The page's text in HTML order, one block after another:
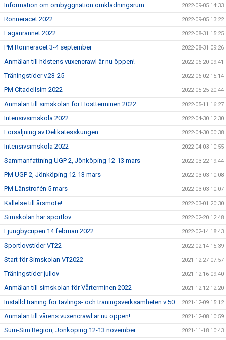
Information om ombyggnation omklädningsrum 2022-09-05 14:33
Rönneracet 2022 2022-09-05 13:22
Laganrännet 2022 2022-08-31 15:25
PM Rönneracet 3-4 september 2022-08-31 09:26
Anmälan till höstens vuxencrawl är nu öppen! 2022-06-20 09:41
Träningstider v.23-25 2022-06-02 15:14
PM Citadellsim 2022 2022-05-25 20:44
Anmälan till simskolan för Höstterminen 2022 2022-05-11 16:27
Intensivsimskola 2022 2022-04-30 12:30
Försäljning av Delikatesskungen 2022-04-30 00:38
Intensivsimskola 2022 2022-04-03 10:55
Sammanfattning UGP 2, Jönköping 12-13 mars 2022-03-22 19:44
PM UGP 2, Jönköping 12-13 mars 2022-03-03 10:08
PM Länstrofén 5 mars 2022-03-03 10:07
Kallelse till årsmöte! 2022-03-01 20:30
Simskolan har sportlov 2022-02-20 12:48
Ljungbycupen 14 februari 2022 2022-02-14 18:43
Sportlovstider VT22 2022-02-14 15:39
Start för Simskolan VT2022 2021-12-27 07:57
Träningstider jullov 2021-12-16 09:40
Anmälan till simskolan för Vårterminen 2022 2021-12-12 12:20
Inställd träning för tävlings- och träningsverksamheten v.50 2021-12-09 15:12
Anmälan till vårens vuxencrawl är nu öppen! 2021-12-08 10:59
Sum-Sim Region, Jönköping 12-13 november 2021-11-18 10:43